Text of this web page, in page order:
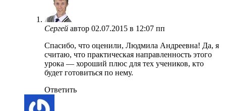
Сергей автор 02.07.2015 в 12:07 пп
Спасибо, что оценили, Людмила Андреевна! Да, я
считаю, что практическая направленность этого
урока — хороший плюс для тех учеников, кто
будет готовиться по нему.
Ответить